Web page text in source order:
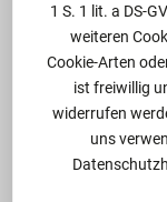
1 S. 1 lit. a DS-
weiteren
Cookie-Arten
ist freiwillig
widerrufen
uns